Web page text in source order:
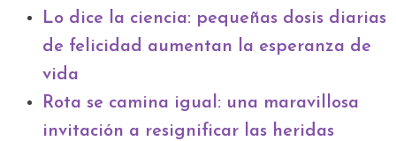
Lo dice la ciencia: pequeñas dosis diarias
de felicidad aumentan la esperanza de
vida
Rota se camina igual: una maravillosa
invitación a resignificar las heridas